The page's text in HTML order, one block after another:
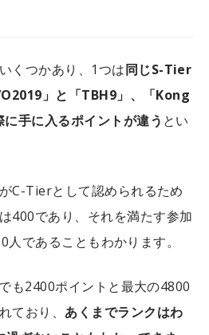
くつかあり、1つは同じS-Tier
」と「TBH9」、「Kong
手に入るポイントが違う とい
C-Tierとして認められるため
400であり、それを満たす参加
であることもわかります。
も2400ポイントと最大の4800
ており、 あくまでランクはわ